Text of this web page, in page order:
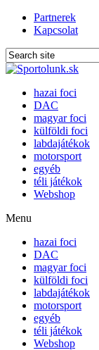
Partnerek
Kapcsolat
hazai foci
DAC
magyar foci
külföldi foci
labdajátékok
motorsport
egyéb
téli játékok
Webshop
Menu
hazai foci
DAC
magyar foci
külföldi foci
labdajátékok
motorsport
egyéb
téli játékok
Webshop